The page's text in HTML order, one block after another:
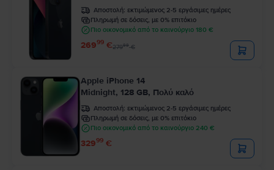
Αποστολή: εκτιμώμενος 2-5 εργάσιμες ημέρες
Πληρωμή σε δόσεις, με 0% επιτόκιο
Πιο οικονομικό από το καινούργιο 180 €
26999 €27999€
Apple iPhone 14
Midnight, 128 GB, Πολύ καλό
Αποστολή: εκτιμώμενος 2-5 εργάσιμες ημέρες
Πληρωμή σε δόσεις, με 0% επιτόκιο
Πιο οικονομικό από το καινούργιο 240 €
32999 €